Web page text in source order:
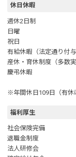
休日休暇
週休2日制
日曜
祝日
有給休暇（法定通り付与
産休・育休制度（多数
慶弔休暇
※年間休日109日（有休
福利厚生
社会保険完備
退職金制度
法人研修会